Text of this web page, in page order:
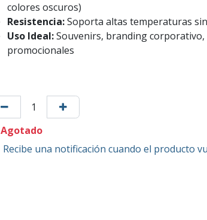
colores oscuros)
Resistencia:Soporta altas temperaturas
Uso Ideal:Souvenirs, branding
promocionales
Agotado
Recibe una notificación cuando el producto